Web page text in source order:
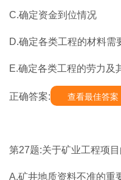
C.确定资金到位情况
D.确定各类工程的材料需
E.确定各类工程的劳力及
正确答案: 查看最佳答案
第27题:关于矿业工程项
A.矿井地质资料不准的重